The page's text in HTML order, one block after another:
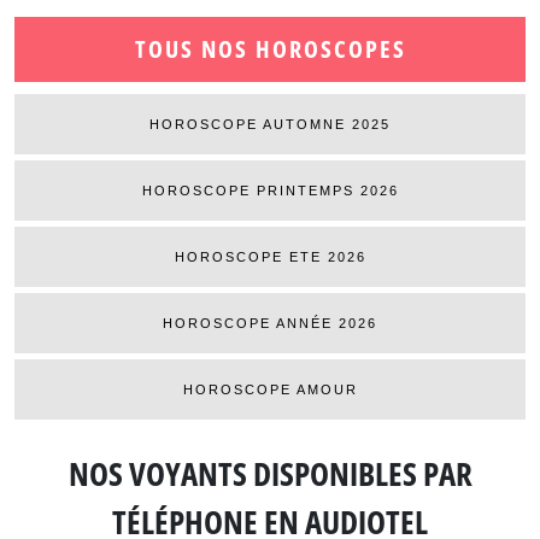
TOUS NOS HOROSCOPES
HOROSCOPE AUTOMNE 2025
HOROSCOPE PRINTEMPS 2026
HOROSCOPE ETE 2026
HOROSCOPE ANNÉE 2026
HOROSCOPE AMOUR
NOS VOYANTS DISPONIBLESPAR
TÉLÉPHONE EN AUDIOTEL